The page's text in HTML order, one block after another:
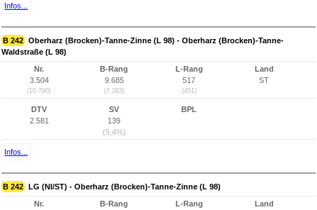
Infos...
B 242 Oberharz (Brocken)-Tanne-Zinne (L 98) - Oberharz (Brocken)-Tanne-
Waldstraße (L 98)
Nr.
3.504
(10.790)
B-Rang
9.685
(7.283)
L-Rang
517
(451)
Land
ST
DTV
2.581
SV
139
(5,4%)
BPL
Infos...
B 242 LG (NI/ST) - Oberharz (Brocken)-Tanne-Zinne (L 98)
Nr.
B-Rang
L-Rang
Land